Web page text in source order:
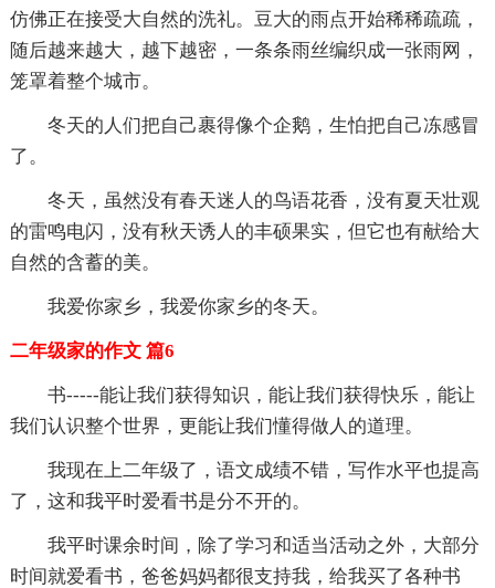
仿佛正在接受大自然的洗礼。豆大的雨点开始稀稀疏疏，
随后越来越大，越下越密，一条条雨丝编织成一张雨网，
笼罩着整个城市。
冬天的人们把自己裹得像个企鹅，生怕把自己冻感冒
了。
冬天，虽然没有春天迷人的鸟语花香，没有夏天壮观
的雷鸣电闪，没有秋天诱人的丰硕果实，但它也有献给大
自然的含蓄的美。
我爱你家乡，我爱你家乡的冬天。
二年级家的作文 篇6
书-----能让我们获得知识，能让我们获得快乐，能让
我们认识整个世界，更能让我们懂得做人的道理。
我现在上二年级了，语文成绩不错，写作水平也提高
了，这和我平时爱看书是分不开的。
我平时课余时间，除了学习和适当活动之外，大部分
时间就爱看书，爸爸妈妈都很支持我，给我买了各种书